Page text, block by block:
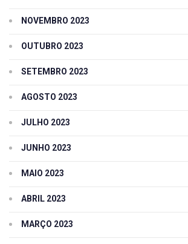
NOVEMBRO 2023
OUTUBRO 2023
SETEMBRO 2023
AGOSTO 2023
JULHO 2023
JUNHO 2023
MAIO 2023
ABRIL 2023
MARÇO 2023